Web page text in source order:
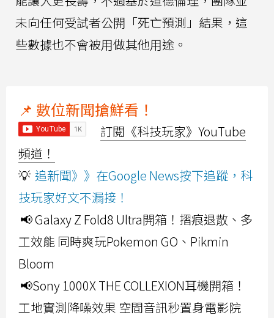
未向任何受試者公開「死亡預測」結果，這
些數據也不會被用做其他用途。
📌 數位新聞搶鮮看！
訂閱《科技玩家》YouTube
頻道！
💡 追新聞》》在Google News按下追蹤，科
技玩家好文不漏接！
📢 Galaxy Z Fold8 Ultra開箱！摺痕退散、多
工效能 同時爽玩Pokemon GO、Pikmin
Bloom
📢Sony 1000X THE COLLEXION耳機開箱！
工地實測降噪效果 空間音訊秒置身電影院